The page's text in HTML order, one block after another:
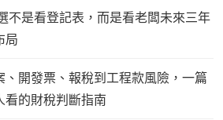
不是看登記表，而是看老闆未來三年
局
開發票、報稅到工程款風險，一篇
的財稅判斷指南